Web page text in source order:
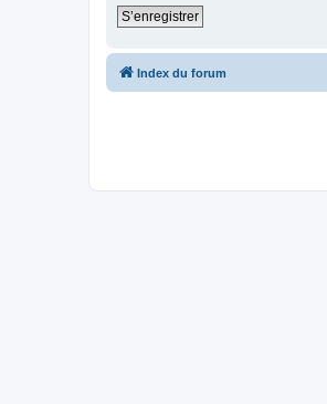
S’enregistrer
Index du forum